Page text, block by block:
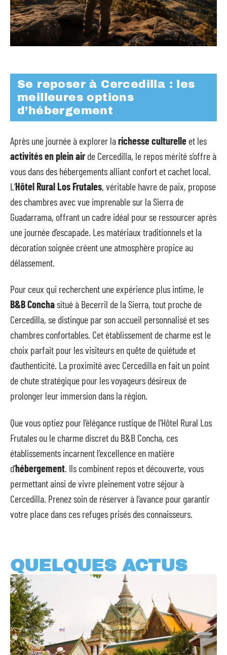
Se reposer à Cercedilla : les
meilleures options
d’hébergement
Après une journée à explorer larichesse culturelle et les
activités en plein airde Cercedilla, le repos mérité s’offre à
vous dans des hébergements alliant confort et cachet local.
L’Hôtel Rural Los Frutales, véritable havre de paix, propose
des chambres avec vue imprenable sur la Sierra de
Guadarrama, offrant un cadre idéal pour se ressourcer après
une journée d’escapade. Les matériaux traditionnels et la
décoration soignée créent une atmosphère propice au
délassement.
Pour ceux qui recherchent une expérience plus intime, le
B&B Conchasitué à Becerril de la Sierra, tout proche de
Cercedilla, se distingue par son accueil personnalisé et ses
chambres confortables. Cet établissement de charme est le
choix parfait pour les visiteurs en quête de quiétude et
d’authenticité. La proximité avec Cercedilla en fait un point
de chute stratégique pour les voyageurs désireux de
prolonger leur immersion dans la région.
Que vous optiez pour l’élégance rustique de l’Hôtel Rural Los
Frutales ou le charme discret du B&B Concha, ces
établissements incarnent l’excellence en matière
d’hébergement. Ils combinent repos et découverte, vous
permettant ainsi de vivre pleinement votre séjour à
Cercedilla. Prenez soin de réserver à l’avance pour garantir
votre place dans ces refuges prisés des connaisseurs.
QUELQUES ACTUS